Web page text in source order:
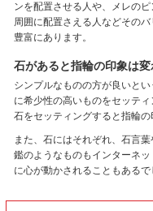
ンを配置させる人や、メレの
周囲に配置さえる人などその
豊富にあります。
石があると指輪の印象は
シンプルなものの方が良いと
に希少性の高いものをセッテ
石をセッティングすると指輪の
また、石にはそれぞれ、石言
鑑のようなものもインターネ
に心が動かされることもあるで